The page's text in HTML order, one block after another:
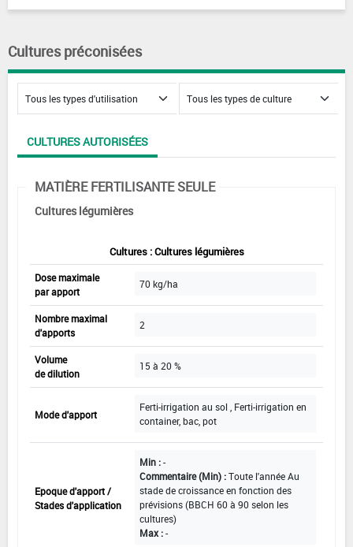
Cultures préconisées
CULTURES AUTORISÉES
MATIÈRE FERTILISANTE SEULE
Cultures légumières
Cultures : Cultures légumières
Dose maximale
par apport
70 kg/ha
Nombre maximal
d'apports
2
Volume
de dilution
15 à 20 %
Mode d'apport
Ferti-irrigation au sol , Ferti-irrigation en
container, bac, pot
Epoque d'apport /
Stades d'application
Min :-
Commentaire (Min) :Toute l'année Au
stade de croissance en fonction des
prévisions (BBCH 60 à 90 selon les
cultures)
Max :-